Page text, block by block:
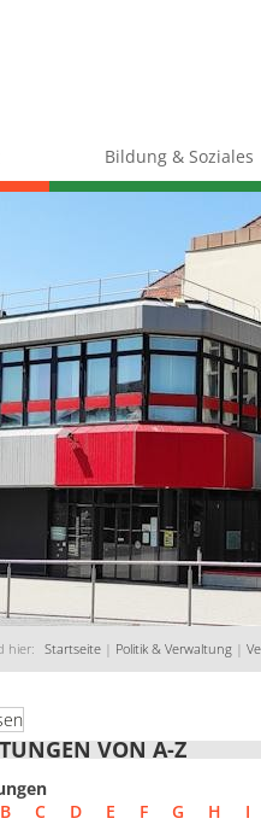
Bildung & Soziales
hier: Startseite | Politik & Verwaltung |
VON A-Z
B C D E F G H I